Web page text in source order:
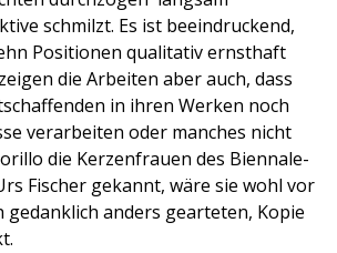
schmilzt. Es ist beeindruckend,
Positionen qualitativ ernsthaft
die Arbeiten aber auch, dass
in ihren Werken noch
verarbeiten oder manches nicht
die Kerzenfrauen des Biennale-
Fischer gekannt, wäre sie wohl vor
gedanklich anders gearteten, Kopie